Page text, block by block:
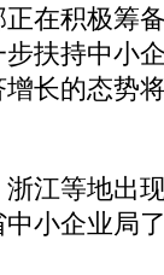
在积极筹
扶持中小
长的态势
江等地出
小企业局